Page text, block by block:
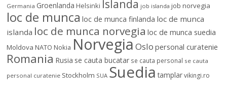
Germania Groenlanda Helsinki Islanda job islanda job norvegia
loc de munca loc de munca finlanda loc de munca
islanda loc de munca norvegia loc de munca suedia
Moldova NATO Nokia NorvegiaOslo personal curatenie
Romania Rusia se cauta bucatar se cauta personal se cauta
personal curatenie Stockholm SUA Suedia tamplar vikingi.ro